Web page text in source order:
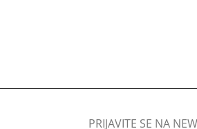
PRIJAVITE SE NA